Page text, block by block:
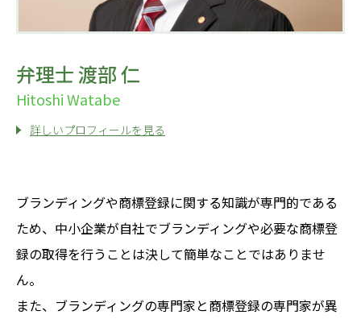
弁理士 渡部 仁
Hitoshi Watabe
詳しいプロフィールを見る
ブランディングや商標登録に関する知識が専門的である
ため、中小企業が自社でブランディングや必要な商標登
録の取得を行うことは決して簡単なことではありませ
ん。
また、ブランディングの専門家と商標登録の専門家が異